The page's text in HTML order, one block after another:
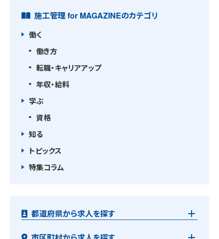
施工管理 for MAGAZINEのカテゴリ
働く
働き方
転職・キャリアアップ
年収・給料
学ぶ
資格
知る
トピックス
特集コラム
都道府県から求人を探す